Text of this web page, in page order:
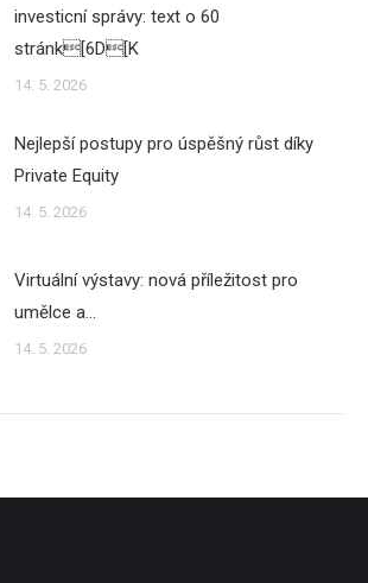
investicní správy: text o 60
stránk[6D[K
14. 5. 2026
Nejlepší postupy pro úspěšný růst díky
Private Equity
14. 5. 2026
Virtuální výstavy: nová příležitost pro
umělce a…
14. 5. 2026